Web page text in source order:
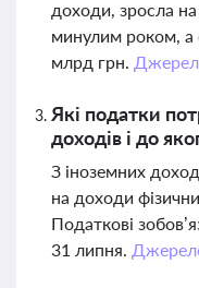
доходи, зросла на
минулим роком, а
млрд грн.
Які податки
доходів і до
З іноземних
на доходи
Податкові
31 липня.